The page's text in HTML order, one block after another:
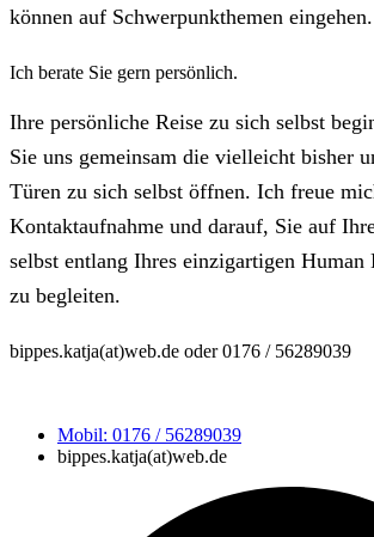
können auf Schwerpunkthemen eingehen.
Ich berate Sie gern persönlich.
Ihre persönliche Reise zu sich selbst
Sie uns gemeinsam die vielleicht bisher
Türen zu sich selbst öffnen. Ich freue
Kontaktaufnahme und darauf, Sie auf
selbst entlang Ihres einzigartigen Human
zu begleiten.
bippes.katja(at)web.de oder 0176 / 56289039
Mobil: 0176 / 56289039
bippes.katja(at)web.de